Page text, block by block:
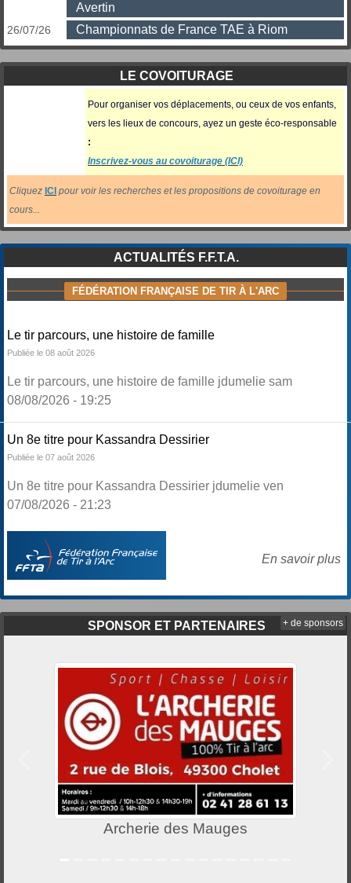
Avertin
26/07/26 Championnats de France TAE à Riom
LE COVOITURAGE
Pour organiser vos déplacements, ou ceux de vos enfants,
vers les lieux de concours, ayez un geste éco-responsable
:
Inscrivez-vous au covoiturage (ICI)
Cliquez ICI pour voir les recherches et les propositions de covoiturage en
cours...
ACTUALITÉS F.F.T.A.
FÉDÉRATION FRANÇAISE DE TIR À L'ARC
Le tir parcours, une histoire de famille
Publiée le 08 août 2026
Le tir parcours, une histoire de famille jdumelie sam
08/08/2026 - 19:25
Un 8e titre pour Kassandra Dessirier
Publiée le 07 août 2026
Un 8e titre pour Kassandra Dessirier jdumelie ven
07/08/2026 - 21:23
En savoir plus
SPONSOR ET PARTENAIRES
Le contact by
Précedent
+ de sponsors